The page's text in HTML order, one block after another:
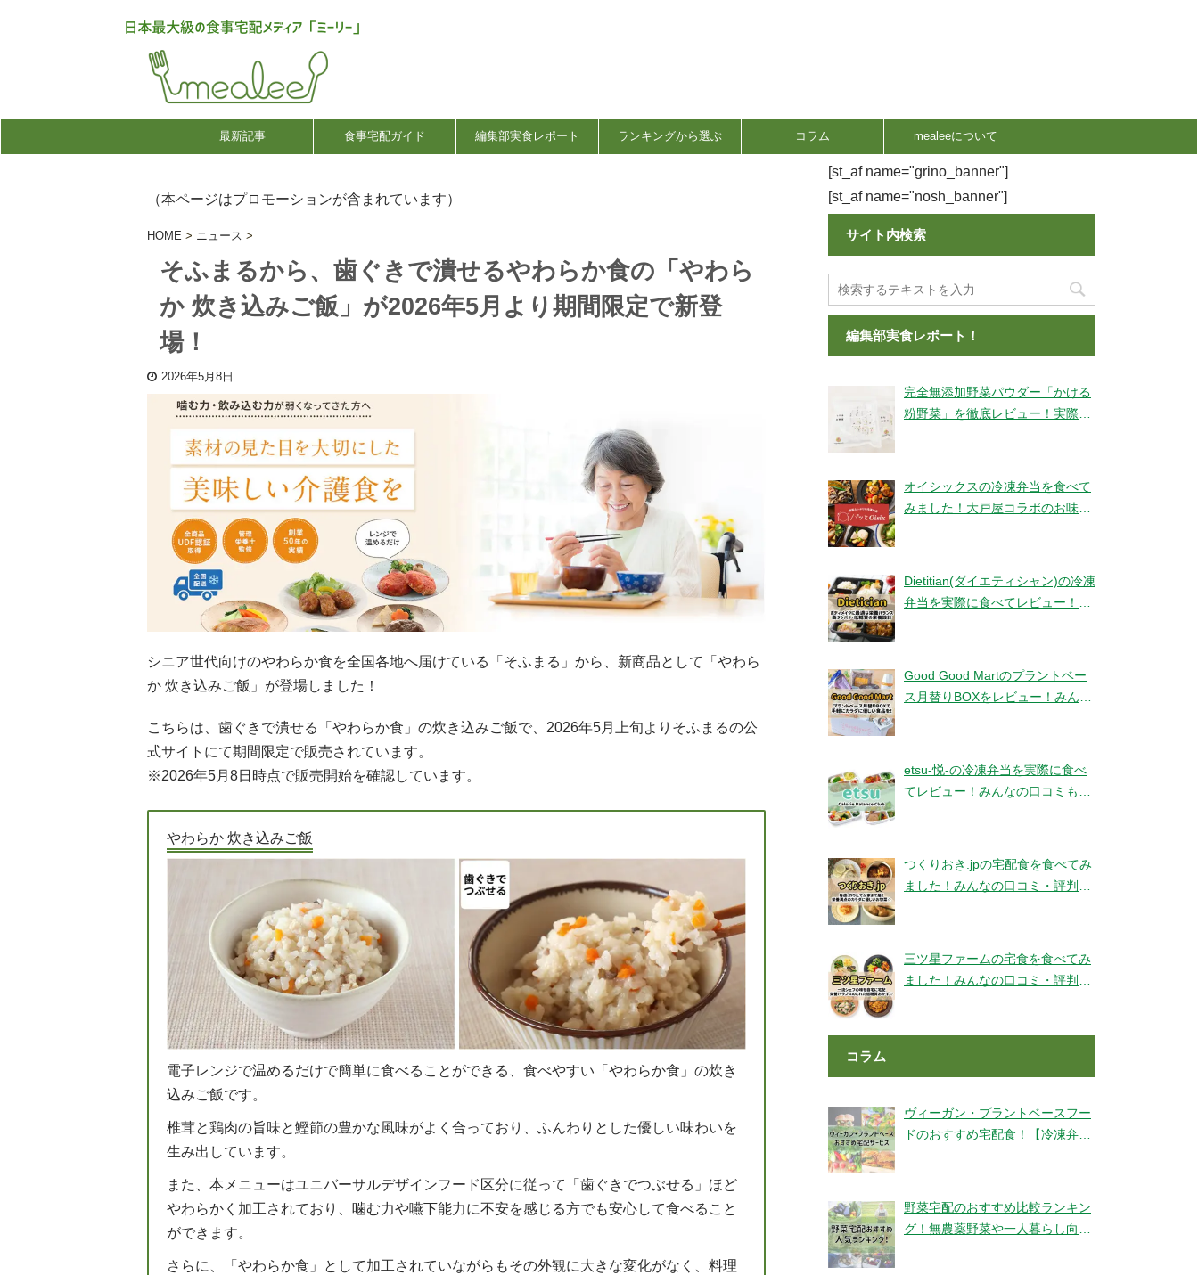
最新記事 食事宅配ガイド 編集部実食レポート ランキングから選ぶ コラム mealeeについて
（本ページはプロモーションが含まれています）
HOME > ニュース >
そふまるから、歯ぐきで潰せるやわらか食の「やわら
か 炊き込みご飯」が2026年5月より期間限定で新登
場！
2026年5月8日
シニア世代向けのやわらか食を全国各地へ届けている「そふまる」から、新商品として「やわら
か 炊き込みご飯」が登場しました！
こちらは、歯ぐきで潰せる「やわらか食」の炊き込みご飯で、2026年5月上旬よりそふまるの公
式サイトにて期間限定で販売されています。
※2026年5月8日時点で販売開始を確認しています。
やわらか 炊き込みご飯
電子レンジで温めるだけで簡単に食べることができる、食べやすい「やわらか食」の炊き
込みご飯です。
椎茸と鶏肉の旨味と鰹節の豊かな風味がよく合っており、ふんわりとした優しい味わいを
生み出しています。
また、本メニューはユニバーサルデザインフード区分に従って「歯ぐきでつぶせる」ほど
やわらかく加工されており、噛む力や嚥下能力に不安を感じる方でも安心して食べること
ができます。
さらに、「やわらか食」として加工されていながらもその外観に大きな変化がなく、料理
[st_af name="grino_banner"]
[st_af name="nosh_banner"]
サイト内検索
編集部実食レポート！
完全無添加野菜パウダー「かける
粉野菜」を徹底レビュー！実際に
オイシックスの冷凍弁当を食べて
みました！大戸屋コラボのお味と
Dietitian(ダイエティシャン)の冷凍
弁当を実際に食べてレビュー！み
Good Good Martのプラントベー
ス月替りBOXをレビュー！みんな
etsu-悦-の冷凍弁当を実際に食べ
てレビュー！みんなの口コミもチ
つくりおき.jpの宅配食を食べてみ
ました！みんなの口コミ・評判も
三ツ星ファームの宅食を食べてみ
ました！みんなの口コミ・評判も
コラム
ヴィーガン・プラントベースフー
ドのおすすめ宅配食！【冷凍弁
野菜宅配のおすすめ比較ランキン
グ！無農薬野菜や一人暮らし向け